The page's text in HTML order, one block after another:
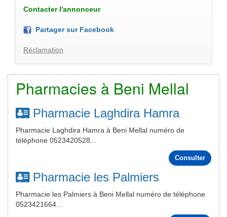
Contacter l'annonceur
Partager sur Facebook
Réclamation
Pharmacies à Beni Mellal
Pharmacie Laghdira Hamra
Pharmacie Laghdira Hamra à Beni Mellal numéro de
téléphone 0523420528...
Consulter
Pharmacie les Palmiers
Pharmacie les Palmiers à Beni Mellal numéro de téléphone
0523421664...